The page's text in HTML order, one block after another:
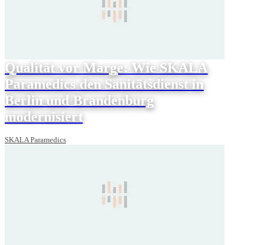
Qualität vor Marge: Wie SKALA
Paramedics den Sanitätsdienst in
Berlin und Brandenburg
modernisiert
SKALA Paramedics